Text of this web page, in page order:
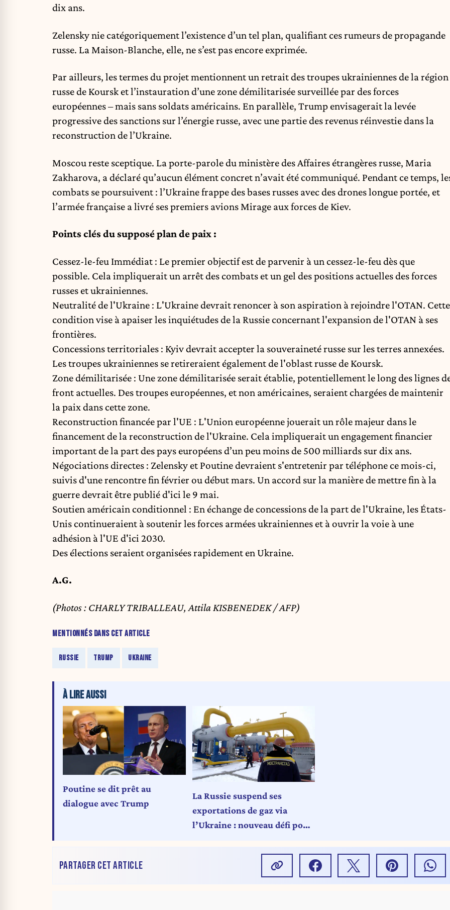
dix ans.
Zelensky nie catégoriquement l’existence d’un tel plan, qualifiant ces rumeurs de propagande
russe. La Maison-Blanche, elle, ne s’est pas encore exprimée.
Par ailleurs, les termes du projet mentionnent un retrait des troupes ukrainiennes de la région
russe de Koursk et l’instauration d’une zone démilitarisée surveillée par des forces
européennes – mais sans soldats américains. En parallèle, Trump envisagerait la levée
progressive des sanctions sur l’énergie russe, avec une partie des revenus réinvestie dans la
reconstruction de l’Ukraine.
Moscou reste sceptique. La porte-parole du ministère des Affaires étrangères russe, Maria
Zakharova, a déclaré qu’aucun élément concret n’avait été communiqué. Pendant ce temps,
combats se poursuivent : l’Ukraine frappe des bases russes avec des drones longue portée, et
l’armée française a livré ses premiers avions Mirage aux forces de Kiev.
Points clés du supposé plan de paix :
Cessez-le-feu Immédiat : Le premier objectif est de parvenir à un cessez-le-feu dès que
possible. Cela impliquerait un arrêt des combats et un gel des positions actuelles des forces
russes et ukrainiennes.
Neutralité de l'Ukraine : L'Ukraine devrait renoncer à son aspiration à rejoindre l'OTAN. Cette
condition vise à apaiser les inquiétudes de la Russie concernant l'expansion de l'OTAN à ses
frontières.
Concessions territoriales : Kyiv devrait accepter la souveraineté russe sur les terres annexées.
Les troupes ukrainiennes se retireraient également de l'oblast russe de Koursk.
Zone démilitarisée : Une zone démilitarisée serait établie, potentiellement le long des lignes
front actuelles. Des troupes européennes, et non américaines, seraient chargées de maintenir
la paix dans cette zone.
Reconstruction financée par l'UE : L'Union européenne jouerait un rôle majeur dans le
financement de la reconstruction de l'Ukraine. Cela impliquerait un engagement financier
important de la part des pays européens d’un peu moins de 500 milliards sur dix ans.
Négociations directes : Zelensky et Poutine devraient s'entretenir par téléphone ce mois-ci,
suivis d'une rencontre fin février ou début mars. Un accord sur la manière de mettre fin à la
guerre devrait être publié d'ici le 9 mai.
Soutien américain conditionnel : En échange de concessions de la part de l'Ukraine, les États-
Unis continueraient à soutenir les forces armées ukrainiennes et à ouvrir la voie à une
adhésion à l'UE d'ici 2030.
Des élections seraient organisées rapidement en Ukraine.
A.G.
(Photos : CHARLY TRIBALLEAU, Attila KISBENEDEK / AFP)
MENTIONNÉS DANS CET ARTICLE
RUSSIE TRUMP UKRAINE
À LIRE AUSSI
Poutine se dit prêt au
dialogue avec Trump
La Russie suspend ses
exportations de gaz via
l’Ukraine : nouveau défi pour
PARTAGER CET ARTICLE